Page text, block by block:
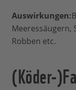
Auswirkungen:
Meeressäugern,
Robben etc.
(Köder-